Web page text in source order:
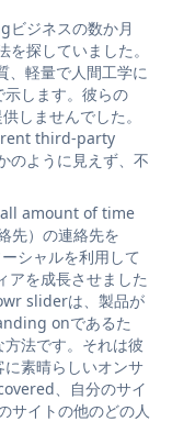
ジネスの数か月
探していました。
軽量で人間工学に
します。彼らの
しませんでした。
third-party
のように見えず、不
amount of time
先）の連絡先を
シャルを利用して
アを成長させました
sliderは、製品が
onであるた
法です。それは彼
素晴らしいオンサ
、自分のサイ
サイトの他のどの人